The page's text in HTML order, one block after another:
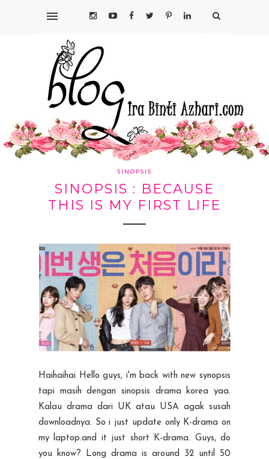
SINOPSIS
SINOPSIS : BECAUSE
THIS IS MY FIRST LIFE
Haihaihai Hello guys, i'm back with new synopsis
tapi masih dengan sinopsis drama korea yaa.
Kalau drama dari UK atau USA agak susah
downloadnya. So i just update only K-drama on
my laptop.and it just short K-drama. Guys, do
you know? Long drama is around 32 until 50